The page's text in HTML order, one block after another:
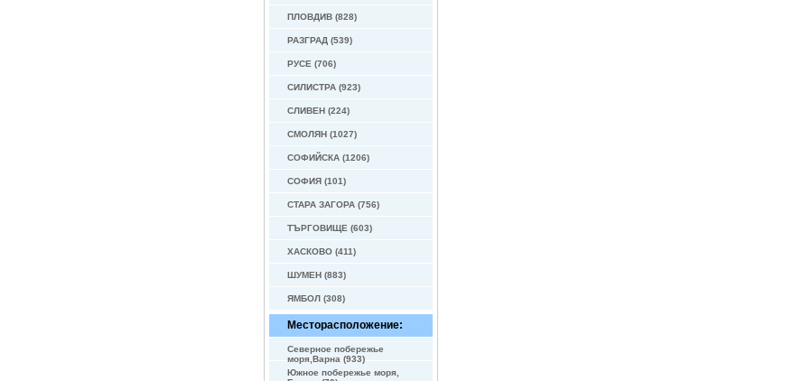
ПЛОВДИВ (828)
РАЗГРАД (539)
РУСЕ (706)
СИЛИСТРА (923)
СЛИВЕН (224)
СМОЛЯН (1027)
СОФИЙСКА (1206)
СОФИЯ (101)
СТАРА ЗАГОРА (756)
ТЪРГОВИЩЕ (603)
ХАСКОВО (411)
ШУМЕН (883)
ЯМБОЛ (308)
Месторасположение:
Северное побережье
моря,Варна (933)
Южное побережье моря,